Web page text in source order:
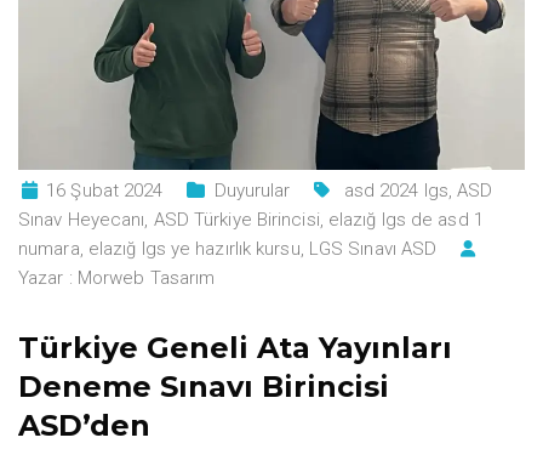
16 Şubat 2024 Duyurular asd 2024 lgs,ASD
Sınav Heyecanı, ASD Türkiye Birincisi, elazığ lgs de asd 1
numara, elazığ lgs ye hazırlık kursu, LGS Sınavı ASD
Yazar : Morweb Tasarım
Türkiye Geneli Ata Yayınları
Deneme Sınavı Birincisi
ASD’den